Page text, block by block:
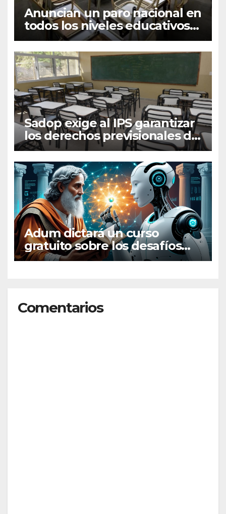
Anuncian un paro nacional en
todos los niveles educativos
para el próximo lunes
Sadop exige al IPS garantizar
los derechos previsionales de
los docentes
extraprogramáticos
Adum dictará un curso
gratuito sobre los desafíos
filosóficos de la inteligencia
Comentarios